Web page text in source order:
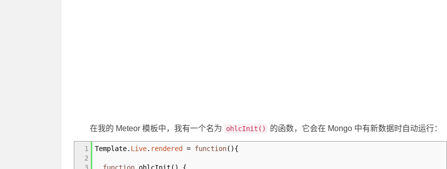
在我的 Meteor 模板中，我有一个名为 ohlcInit() 的函数，它会在 Mongo 中有新数据时自动运行：
1
2
Template. Live. rendered = function( ){